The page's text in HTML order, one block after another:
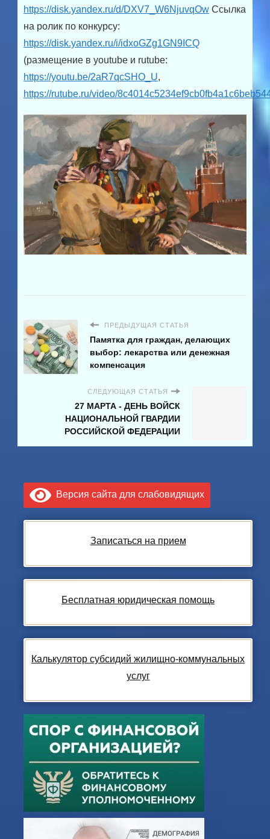
https://disk.yandex.ru/d/DXV7_W6NjuvqOw Ссылка
на ролик по конкурсу:
https://disk.yandex.ru/i/idxoGZg1GN9ICQ
(размещение в youtube и rutube:
https://youtu.be/2aR7qcSHO_U,
https://rutube.ru/video/
ПРЕДЫДУЩАЯ СТАТЬЯ
Памятка для граждан, делающих
выбор: лекарства или денежная
компенсация
СЛЕДУЮЩАЯ СТАТЬЯ
27 МАРТА - ДЕНЬ ВОЙСК
НАЦИОНАЛЬНОЙ ГВАРДИИ
РОССИЙСКОЙ ФЕДЕРАЦИИ
Версия сайта для слабовидящих
Записаться на прием
Бесплатная юридическая помощь
Калькулятор субсидий жилищно-коммунальных
услуг